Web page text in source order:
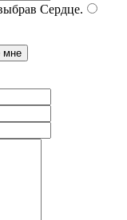
Сердце.